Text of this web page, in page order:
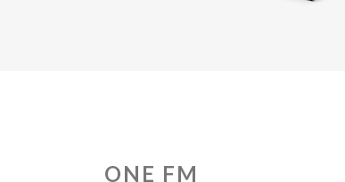
ONE FM